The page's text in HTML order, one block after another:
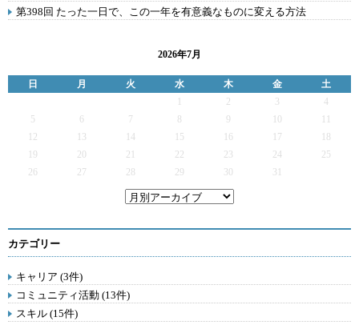
第398回 たった一日で、この一年を有意義なものに変える方法
2026年7月
日 月 火 水 木 金
土
2 3
4
5
6 7 9
12
13 14 15 16 17
19
20 21 22 23 24
25
26
27 28 29 30 31
カテゴリー
キャリア (3件)
コミュニティ活動 (13件)
スキル (15件)